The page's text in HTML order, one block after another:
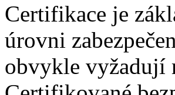
Certifikace je
úrovni
obvykle vyžadují